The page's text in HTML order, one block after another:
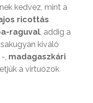
kedvez, mint a
ricottás
raguval, addig a
kiváló
, madagaszkári
a virtuózok